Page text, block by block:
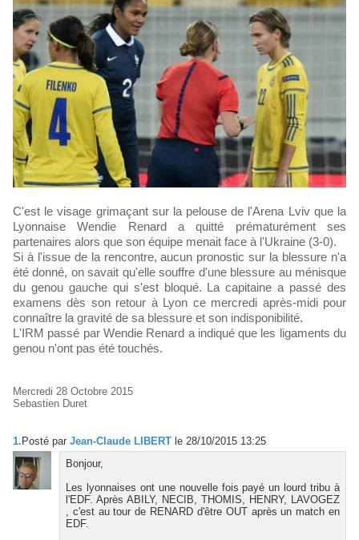
C'est le visage grimaçant sur la pelouse de l'Arena Lviv que la
Lyonnaise Wendie Renard a quitté prématurément ses
partenaires alors que son équipe menait face à l'Ukraine (3-0).
Si à l'issue de la rencontre, aucun pronostic sur la blessure n'a
été donné, on savait qu'elle souffre d'une blessure au ménisque
du genou gauche qui s'est bloqué. La capitaine a passé des
examens dès son retour à Lyon ce mercredi après-midi pour
connaître la gravité de sa blessure et son indisponibilité.
L'IRM passé par Wendie Renard a indiqué que les ligaments du
genou n'ont pas été touchés.
Mercredi 28 Octobre 2015
Sebastien Duret
1.Posté par Jean-Claude LIBERT le 28/10/2015 13:25
Bonjour,
Les lyonnaises ont une nouvelle fois payé un lourd tribu à
l'EDF. Après ABILY, NECIB, THOMIS, HENRY, LAVOGEZ
, c'est au tour de RENARD d'être OUT après un match en
EDF.